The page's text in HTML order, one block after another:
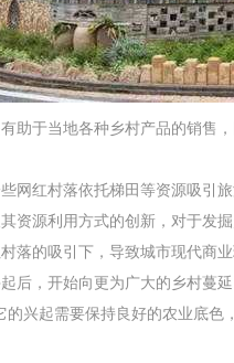
助于当地各种乡村产品的销售
网红村落依托梯田等资源吸引
资源利用方式的创新，对于发掘
落的吸引下，导致城市现代商
后，开始向更为广大的乡村蔓
兴起需要保持良好的农业底